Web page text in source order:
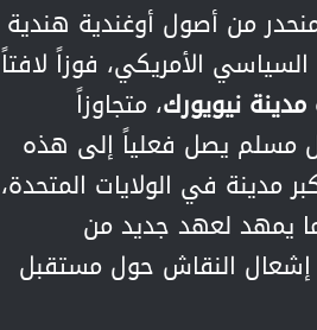
من أصول أوغندية هندية
الأمريكي، فوزاً لافتاً
نيويورك، متجاوزاً
مسلم يصل فعلياً إلى هذه
مدينة في الولايات المتحدة،
يمهد لعهد جديد من
إشعال النقاش حول مستقبل